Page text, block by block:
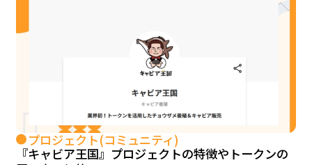
プロジェクト(コミュニティ)
『キャビア王国』プロジェクトの特徴やトークンの